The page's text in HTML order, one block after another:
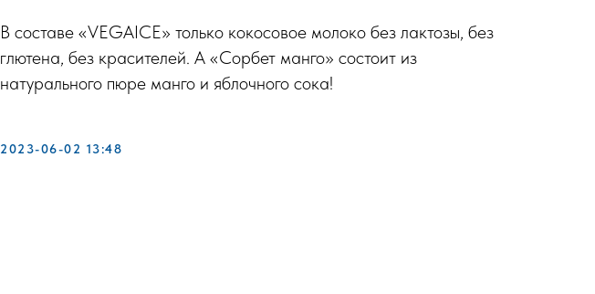
В составе «VEGAICE» только кокосовое молоко без лактозы, без
глютена, без красителей. А «Сорбет манго» состоит из
натурального пюре манго и яблочного сока!
2023-06-02 13:48